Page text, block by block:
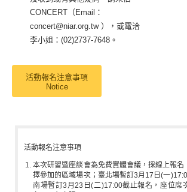
CONCERT（Email：
concert@niar.org.tw ），或電洽
李小姐：(02)2737-7648。
活動報名注意事項
Notice